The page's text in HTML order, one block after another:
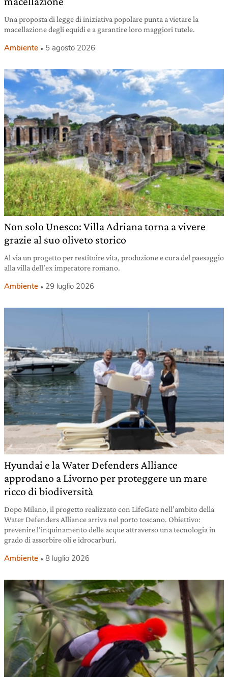
Una proposta di legge di iniziativa popolare punta a vietare la
macellazione degli equidi e a garantire loro maggiori tutele.
Ambiente 5 agosto 2026
Non solo Unesco: Villa Adriana torna a vivere
grazie al suo oliveto storico
Al via un progetto per restituire vita, produzione e cura del paesaggio
alla villa dell’ex imperatore romano.
Ambiente 29 luglio 2026
Hyundai e la Water Defenders Alliance
approdano a Livorno per proteggere un mare
ricco di biodiversità
Dopo Milano, il progetto realizzato con LifeGate nell’ambito della
Water Defenders Alliance arriva nel porto toscano. Obiettivo:
prevenire l’inquinamento delle acque attraverso una tecnologia in
grado di assorbire oli e idrocarburi.
Ambiente 8 luglio 2026